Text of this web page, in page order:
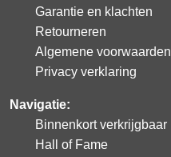
Garantie en klachten
Retourneren
Algemene voorwaarden
Privacy verklaring
Navigatie:
Binnenkort verkrijgbaar
Hall of Fame